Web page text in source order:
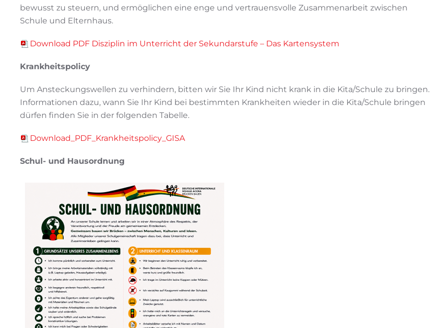
bewusst zu steuern, und ermöglichen eine enge und vertrauensvolle Zusammenarbeit zwischen
Schule und Elternhaus.
Download PDF Disziplin im Unterricht der Sekundarstufe – Das Kartensystem
Krankheitspolicy
Um Ansteckungswellen zu verhindern, bitten wir Sie Ihr Kind nicht krank in die Kita/Schule zu bringen.
Informationen dazu, wann Sie Ihr Kind bei bestimmten Krankheiten wieder in die Kita/Schule bringen
dürfen finden Sie in der folgenden Tabelle.
Download_PDF_Krankheitspolicy_GISA
Schul- und Hausordnung